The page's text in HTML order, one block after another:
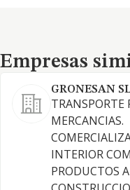
Empresas similares
Empresas
GRONESAN
TRANSPORTE
MERCANCIAS.
INTERIOR
PRODUCTOS